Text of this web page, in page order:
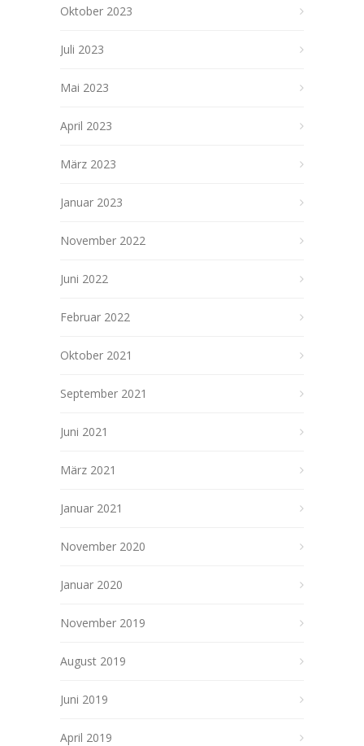
Oktober 2023
Juli 2023
Mai 2023
April 2023
März 2023
Januar 2023
November 2022
Juni 2022
Februar 2022
Oktober 2021
September 2021
Juni 2021
März 2021
Januar 2021
November 2020
Januar 2020
November 2019
August 2019
Juni 2019
April 2019